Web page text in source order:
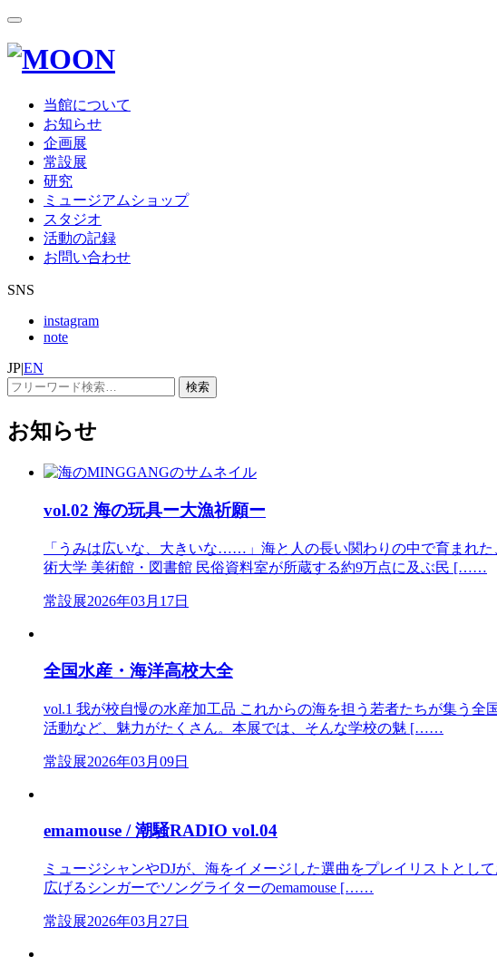
当館について
お知らせ
企画展
常設展
研究
ミュージアムショップ
スタジオ
活動の記録
お問い合わせ
SNS
instagram
note
JP|EN
検索
お知らせ
vol.02 海の玩具ー大漁祈願ー
「うみは広いな、大きいな……」海と人の長い関わりの中で育まれ
術大学 美術館・図書館 民俗資料室が所蔵する約9万点に及ぶ民 [……
常設展2026年03月17日
全国水産・海洋高校大全
vol.1 我が校自慢の水産加工品 これからの海を担う若者たちが集う
活動など、魅力がたくさん。本展では、そんな学校の魅 [……
常設展2026年03月09日
emamouse / 潮騒RADIO vol.04
ミュージシャンやDJが、海をイメージした選曲をプレイリストとし
広げるシンガーでソングライターのemamouse [……
常設展2026年03月27日